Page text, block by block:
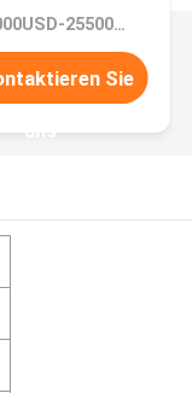
Preis：5000USD-25500USD per set
Sie
uns